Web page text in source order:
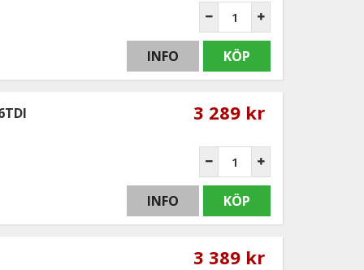
INFO KÖP
3 289 kr
INFO KÖP
3 389 kr